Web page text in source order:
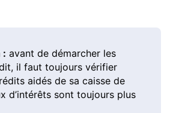
: avant de démarcher les
il faut toujours vérifier
aidés de sa caisse de
d’intérêts sont toujours plus